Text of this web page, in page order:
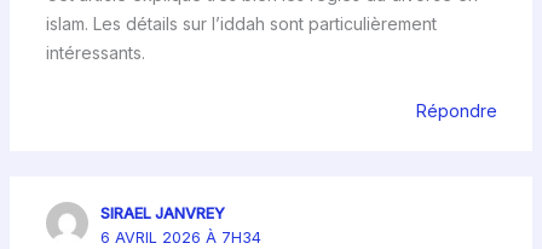
islam. Les détails sur l’iddah sont particulièrement
intéressants.
Répondre
SIRAEL JANVREY
6 AVRIL 2026 À 7H34